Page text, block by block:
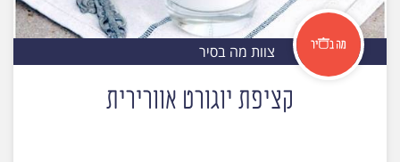
צוות מה בסיר
קציפת יוגורט אוורירית